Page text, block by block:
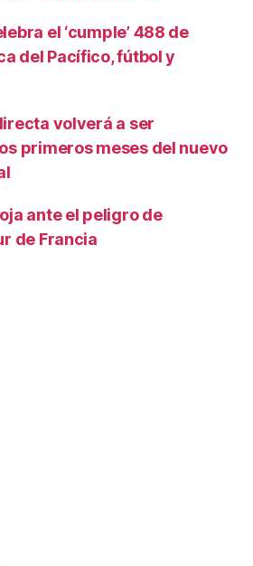
el ‘cumple’ 488 de
del Pacífico, fútbol y
volverá a ser
primeros meses del nuevo
ante el peligro de
de Francia